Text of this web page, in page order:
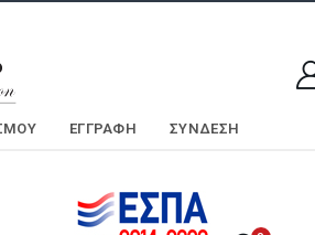
ΕΓΓΡΑΦΗ ΣΎΝΔΕΣΗ